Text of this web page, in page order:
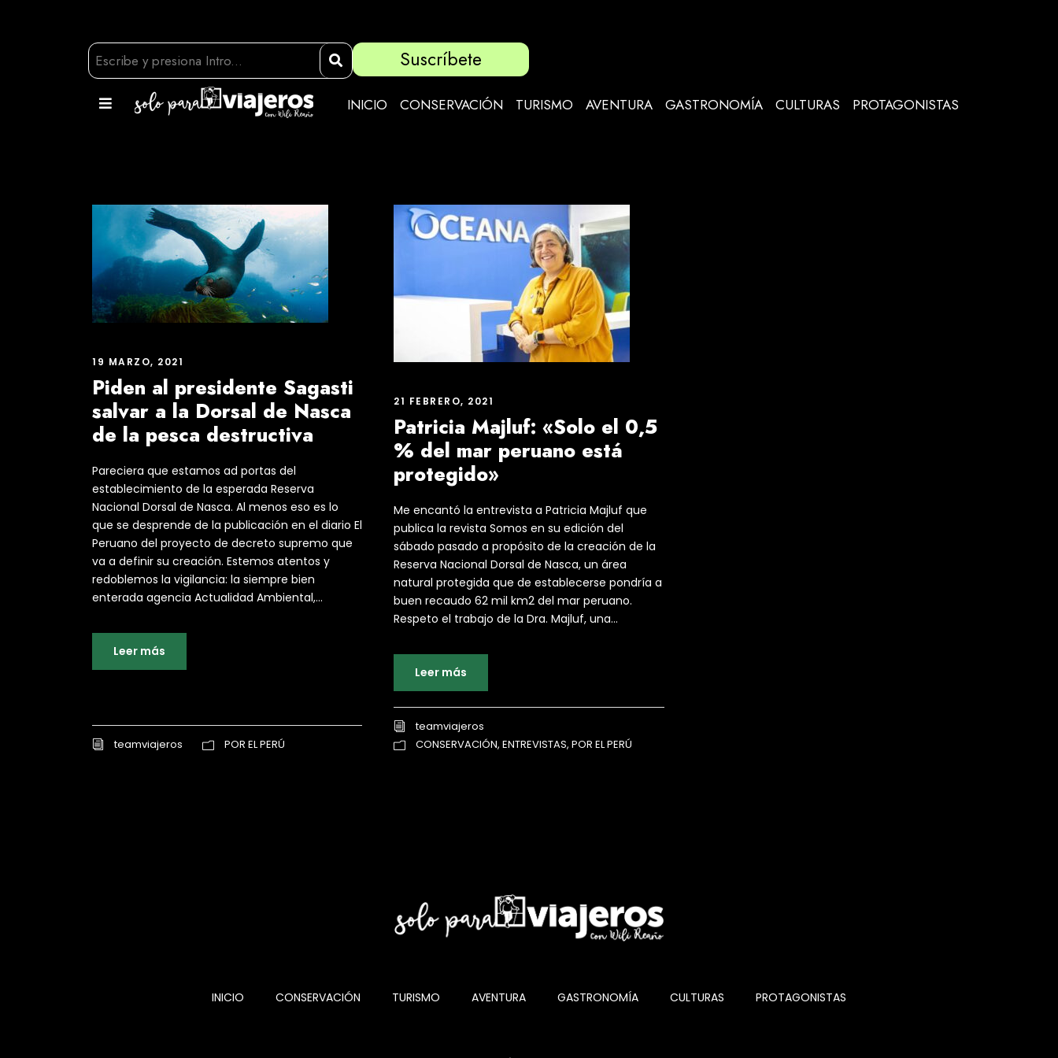
Suscríbete
INICIO CONSERVACIÓN TURISMO AVENTURA GASTRONOMÍA CULTURAS PROTAGONISTAS
19 MARZO, 2021
Piden al presidente Sagasti
salvar a la Dorsal de Nasca
de la pesca destructiva
Pareciera que estamos ad portas del
establecimiento de la esperada Reserva
Nacional Dorsal de Nasca. Al menos eso es lo
que se desprende de la publicación en el diario El
Peruano del proyecto de decreto supremo que
va a definir su creación. Estemos atentos y
redoblemos la vigilancia: la siempre bien
enterada agencia Actualidad Ambiental,...
Leer más
teamviajeros POR EL PERÚ
21 FEBRERO, 2021
Patricia Majluf: «Solo el 0,5
% del mar peruano está
protegido»
Me encantó la entrevista a Patricia Majluf que
publica la revista Somos en su edición del
sábado pasado a propósito de la creación de la
Reserva Nacional Dorsal de Nasca, un área
natural protegida que de establecerse pondría a
buen recaudo 62 mil km2 del mar peruano.
Respeto el trabajo de la Dra. Majluf, una...
Leer más
teamviajeros
CONSERVACIÓN, ENTREVISTAS, POR EL PERÚ
INICIO CONSERVACIÓN TURISMO AVENTURA GASTRONOMÍA CULTURAS PROTAGONISTAS